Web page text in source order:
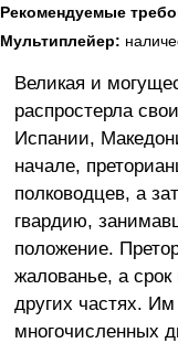
Рекомендуемые
Мультиплейер:
Великая и
распростерла
Испании,
начале,
полководцев, а
гвардию,
положение.
жалованье, а
других частях.
многочисленных